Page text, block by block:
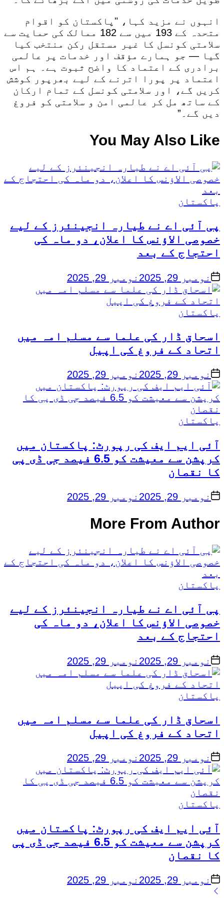
انہوں نے مزید کہا، "پاکستان کو اقوام
متحدہ کے 193 میں سے 182 ممالک کی حمایت سے
سلامتی کونسل کا غیر مستقل رکن منتخب کیا
گیا — جو ہمارے مؤقف اور خدمات پر عالمی
برادری کے اعتماد کا واضح ثبوت ہے۔ ہم اس
اعتماد پر پورا اترنے کے لیے بھرپور کوشش
کریں گے، اور سلامتی کونسل کے تمام ارکان
کے ساتھ مل کر عالمی امن و سلامتی کو فروغ
دیں گے۔”
You May Also Like
Posted
پاکستان
پی آئی اے نے طیارہ انجینئرز کے لیے
خصوصی الاؤنس کا اعلان، دو ماہ کی
احتجاج کے بعد
on نومبر 29, 2025 نومبر 29, 2025
Posted
پاکستان
اسحاق ڈار کی علما سے مسلم امہ میں
اتحاد کے فروغ کی اپیل
on نومبر 29, 2025 نومبر 29, 2025
Posted
پاکستان
آئی ایم ایف کی رپورٹ: پاکستان میں
کرپشن سے معیشت کو 6.5 فیصد جی ڈی پی
کا نقصان
on نومبر 29, 2025 نومبر 29, 2025
More From Author
Posted
پاکستان
پی آئی اے نے طیارہ انجینئرز کے لیے
خصوصی الاؤنس کا اعلان، دو ماہ کی
احتجاج کے بعد
on نومبر 29, 2025 نومبر 29, 2025
Posted
پاکستان
اسحاق ڈار کی علما سے مسلم امہ میں
اتحاد کے فروغ کی اپیل
on نومبر 29, 2025 نومبر 29, 2025
Posted
پاکستان
آئی ایم ایف کی رپورٹ: پاکستان میں
کرپشن سے معیشت کو 6.5 فیصد جی ڈی پی
کا نقصان
on نومبر 29, 2025 نومبر 29, 2025